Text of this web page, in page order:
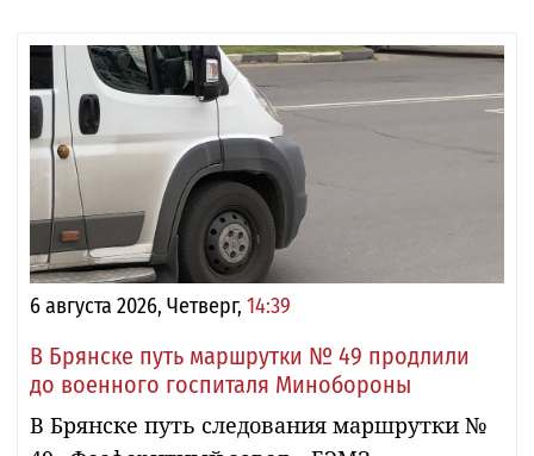
6 августа 2026, Четверг, 14:39
В Брянске путь маршрутки № 49 продлили
до военного госпиталя Минобороны
В Брянске путь следования маршрутки №